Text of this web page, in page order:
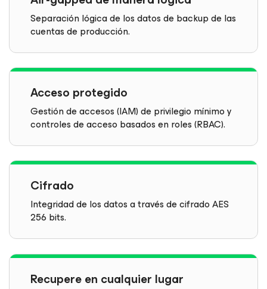
Separación lógica de los datos de backup de las
cuentas de producción.
Acceso protegido
Gestión de accesos (IAM) de privilegio mínimo y
controles de acceso basados en roles (RBAC).
Cifrado
Integridad de los datos a través de cifrado AES
256 bits.
Recupere en cualquier lugar